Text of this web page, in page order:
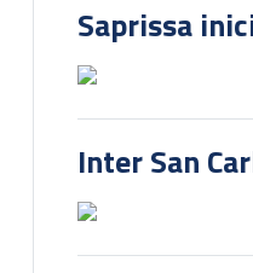
Saprissa
Inter San